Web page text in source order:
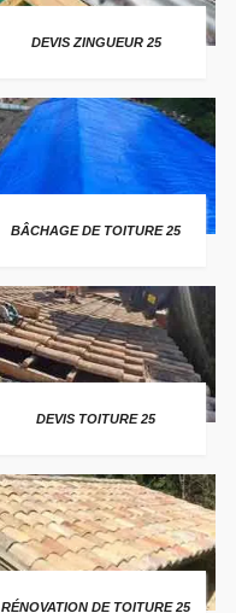
DEVIS ZINGUEUR 25
BÂCHAGE DE TOITURE 25
DEVIS TOITURE 25
RÉNOVATION DE TOITURE 25